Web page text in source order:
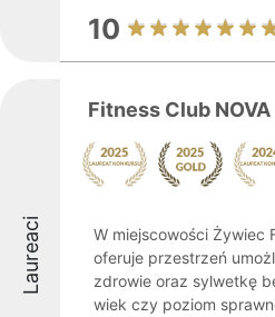
10
Laureaci
Fitness Club NOVA
W miejscowości Żywiec
oferuje przestrzeń
zdrowie oraz sylwetkę
wiek czy poziom